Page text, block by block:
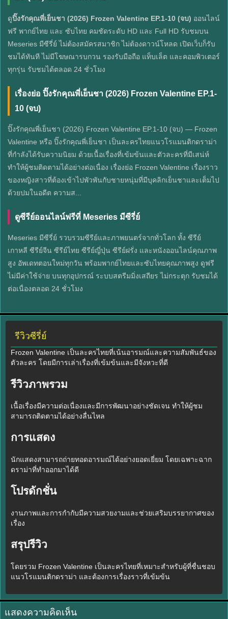
ดูปิ๊งรักคุณพี่เย็นชา (2026) Frozen Valentine EP.1-10 (จบ) ออนไลน์
ฟรี พากย์ไทย และ ซับไทย คมชัดระดับ HD และ Full HD รับชมบน
Meseries มีซีรี่ย์ ไม่ต้องสมัครสมาชิก ไม่ต้องดาวน์โหลด เปิดเว็บก็รับ
ชมได้ทันที ไม่มีโฆษณารบกวน รองรับมือถือ แท็บเล็ต และคอมพิวเตอร์
ทุกรุ่น รับชมได้ตลอด 24 ชั่วโมง
เรื่องย่อ ปิ๊งรักคุณพี่เย็นชา (2026) Frozen Valentine EP.1-
10 (จบ)
ปิ๊งรักคุณพี่เย็นชา (2026) Frozen Valentine EP.1-10 (จบ) — Frozen
Valentine หรือ ปิ๊งรักคุณพี่เย็นชา เป็นละครไทยแนวโรแมนติกดราม่า
ที่กำลังได้รับความนิยม ด้วยเนื้อเรื่องที่เข้มข้นและตัวละครที่มีเสน่ห์
ทำให้ผู้ชมติดตามได้อย่างต่อเนื่อง เรื่องย่อ Frozen Valentine เรื่องราว
ของหญิงสาวที่ต้องเข้าไปพัวพันกับชายหนุ่มที่มีบุคลิกเย็นชาและเต็มไป
ด้วยปมในอดีต ความส...
ดูซีรีย์ออนไลน์ฟรีที่ Meseries มีซีรี่ย์
Meseries มีซีรี่ย์ รวบรวมซีรีย์และภาพยนตร์จากทั่วโลก ทั้ง ซีรีย์
เกาหลี ซีรีย์จีน ซีรีย์ไทย ซีรีย์ญี่ปุ่น ซีรีย์ฝรั่ง และหนังออนไลน์คุณภาพ
สูง อัพเดทตอนใหม่ทุกวัน พร้อมพากย์ไทยและซับไทยคุณภาพสูง ดูฟรี
ไม่มีค่าใช้จ่าย บนทุกอุปกรณ์ ระบบสตรีมมิ่งเสถียร ไม่กระตุก รับชมได้
ต่อเนื่องตลอด 24 ชั่วโมง
รีวิวซีรี่ย์
Frozen Valentine เป็นละครไทยที่เน้นอารมณ์และความสัมพันธ์ของ
ตัวละคร โดยมีการเล่าเรื่องที่เข้มข้นและมีจังหวะที่ดี
รีวิวภาพรวม
เนื้อเรื่องมีความต่อเนื่องและมีการพัฒนาอย่างชัดเจน ทำให้ผู้ชม
สามารถติดตามได้อย่างลื่นไหล
การแสดง
นักแสดงสามารถถ่ายทอดอารมณ์ได้อย่างยอดเยี่ยม โดยเฉพาะฉาก
ดราม่าที่ทำออกมาได้ดี
โปรดักชั่น
งานภาพและการกำกับมีความสวยงามและช่วยเสริมบรรยากาศของ
เรื่อง
สรุปรีวิว
โดยรวม Frozen Valentine เป็นละครไทยที่เหมาะสำหรับผู้ที่ชื่นชอบ
แนวโรแมนติกดราม่า และต้องการเรื่องราวที่เข้มข้น
แสดงความคิดเห็น